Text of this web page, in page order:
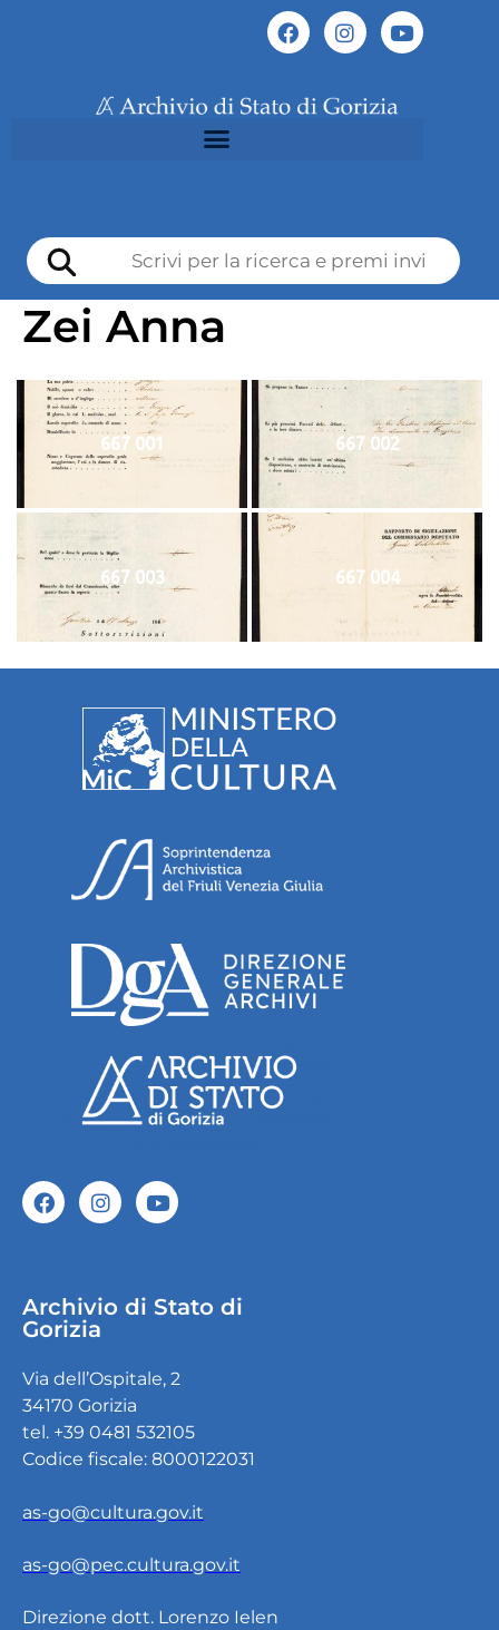
Zei Anna
667 001 667 002
667 003 667 004
Archivio di Stato di
Gorizia
Via dell’Ospitale, 2
34170 Gorizia
tel. +39 0481 532105
Codice fiscale: 8000122031
as-go@cultura.gov.it
as-go@pec.cultura.gov.it
Direzione dott. Lorenzo Ielen